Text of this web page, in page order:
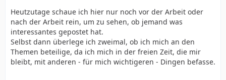
Heutzutage schaue ich hier nur noch vor der Arbeit oder
nach der Arbeit rein, um zu sehen, ob jemand was
interessantes gepostet hat.
Selbst dann überlege ich zweimal, ob ich mich an den
Themen beteilige, da ich mich in der freien Zeit, die mir
bleibt, mit anderen - für mich wichtigeren - Dingen befasse.